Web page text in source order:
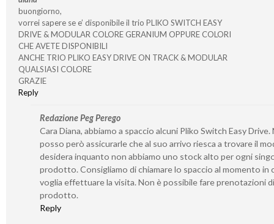
buongiorno,
vorrei sapere se e’ disponibile il trio PLIKO SWITCH EASY
DRIVE & MODULAR COLORE GERANIUM OPPURE COLORI
CHE AVETE DISPONIBILI
ANCHE TRIO PLIKO EASY DRIVE ON TRACK & MODULAR
QUALSIASI COLORE
GRAZIE
Reply
Redazione Peg Perego
Cara Diana, abbiamo a spaccio alcuni Pliko Switch Easy Drive.
posso però assicurarle che al suo arrivo riesca a trovare il
desidera inquanto non abbiamo uno stock alto per ogni
prodotto. Consigliamo di chiamare lo spaccio al momento in
voglia effettuare la visita. Non è possibile fare prenotazioni di
prodotto.
Reply